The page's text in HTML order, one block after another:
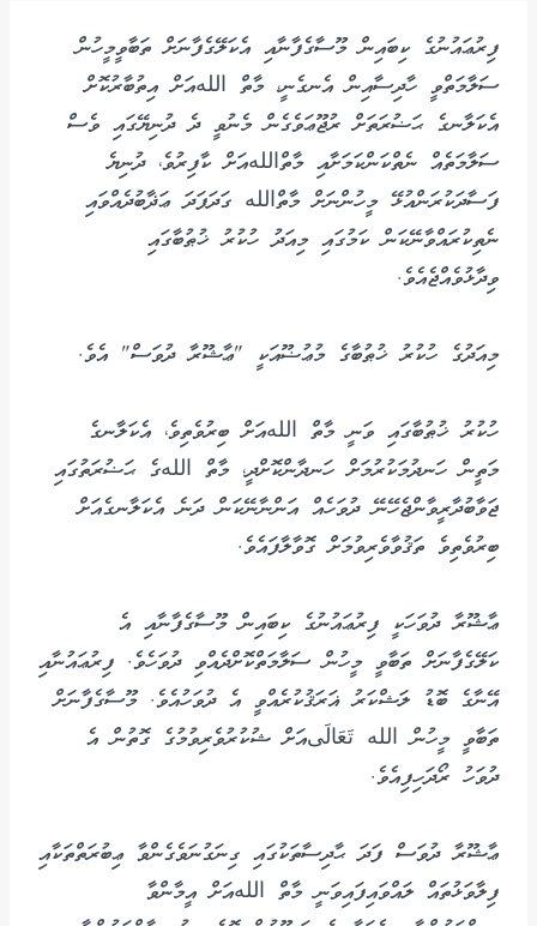
ފިރުޢައުނުގެ ކިބައިން މޫސާގެފާނާއި އެކަލޭގެފާނަށް ތަބާވީމީހުން
ސަލާމަތްވީ ހާދިސާއިން އެނގެނީ، މާތް اللهއަށް އިތުބާރުކޮށް
އެކަލާނގެ ޙަޟުރަތަށް ރުޖޫޢަވެގެން މެނުވީ ދެ ދުނިޔޭގައި ވެސް
ސަލާމަތެއް ނެތްކަންކަމަށާއި މާތްاللهއަށް ކާފިރުވެ، ދުނިޔެ
ފަސާދަކުރަންއުޅޭ މީހުންނަށް މާތްالله ގަދަފަދަ ޢަޛާބުދެއްވައި
ނެތިކުރައްވާނޭކަން ކަމުގައި މިއަދު ހުކުރު ޚުޠުބާގައި
ވިދާޅުވެއްޖެއެވެ.
މިއަދުގެ ހުކުރު ޚުޠުބާގެ މުޢުޟޫއަކީ "ޢާޝޫރާ ދުވަސް" އެވެ.
ހުކުރު ޚުޠުބާގައި ވަނީ މާތް اللهއަށް ބިރުވެތިވެ، އެކަލާނގެ
މަތީން ހަނދުމަކުރުމަށް ހަނދާންކޮށްދީ، މާތް اللهގެ ޙަޟުރަތުގައި
ޖަވާބުދާރީވާންޖެހޭނޭ ދުވަހެއް އަންނާނޭކަން ދަނެ އެކަލާނގެއަށް
ބިރުވެތިވެ ތަޤުވާވެރިވުމަށް ގޮވާލާފައެވެ.
ޢާޝޫރާ ދުވަހަކީ ފިރުޢައުނުގެ ކިބައިން މޫސާގެފާނާއި އެ
ކަލޭގެފާނަށް ތަބާވީ މީހުން ސަލާމަތްކޮށްދެއްވި ދުވަހެވެ. ފިރުޢައުނާއި
އޭނާގެ ބޮޑު ލަޝްކަރު ޣަރަޤުކުރެއްވީ އެ ދުވަހުއެވެ. މޫސާގެފާނަށް
ތަބާވީ މީހުން الله تَعَالَىއަށް ޝުކުރުވެރިވުމުގެ ގޮތުން އެ
ދުވަހު ރޯދަހިފިއެވެ.
ޢާޝޫރާ ދުވަސް ފަދަ ޙާދިސާތަކުގައި ގިނަގުނަވެގެންވާ ޢިބުރަތްތަކާއި
ފިލާވަޅުތައް ލައްވައިފައިވަނީ މާތް اللهއަށް އީމާންވާ